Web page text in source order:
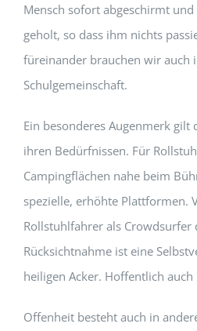
Mensch sofort abgeschirmt
geholt, so dass ihm nichts
füreinander brauchen wir auch
Schulgemeinschaft.
Ein besonderes Augenmerk gilt
ihren Bedürfnissen. Für
Campingflächen nahe beim
spezielle, erhöhte Plattformen.
Rollstuhlfahrer als Crowdsurfer
Rücksichtnahme ist eine
heiligen Acker. Hoffentlich auch
Offenheit besteht auch in